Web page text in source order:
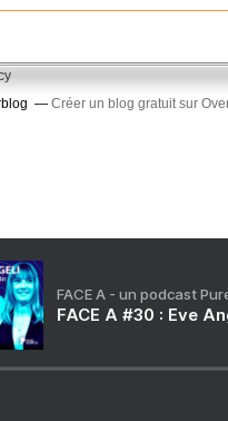
Créer un blog gratuit sur
FACE A - un podcast
FACE A #30 : Eve